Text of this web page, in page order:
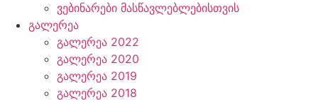
ვებინარები მასწავლებლებისთვის
გალერეა
გალერეა 2022
გალერეა 2020
გალერეა 2019
გალერეა 2018